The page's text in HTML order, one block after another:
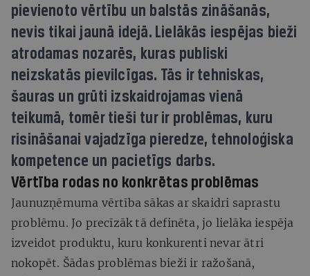
pievienoto vērtību un balstās zināšanās,
nevis tikai jaunā idejā. Lielākās iespējas bieži
atrodamas nozarēs, kuras publiski
neizskatās pievilcīgas. Tās ir tehniskas,
šauras un grūti izskaidrojamas vienā
teikumā, tomēr tieši tur ir problēmas, kuru
risināšanai vajadzīga pieredze, tehnoloģiska
kompetence un pacietīgs darbs.
Vērtība rodas no konkrētas problēmas
Jaunuzņēmuma vērtība sākas ar skaidri saprastu
problēmu. Jo precīzāk tā definēta, jo lielāka iespēja
izveidot produktu, kuru konkurenti nevar ātri
nokopēt. Šādas problēmas bieži ir ražošanā,